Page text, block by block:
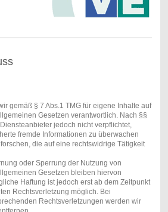
gemäß § 7 Abs.1 TMG für eigene Inhalte auf
Gesetzen verantwortlich. Nach §§
jedoch nicht verpflichtet,
fremde Informationen zu überwachen
die auf eine rechtswidrige Tätigkeit
oder Sperrung der Nutzung von
Gesetzen bleiben hiervon
Haftung ist jedoch erst ab dem Zeitpunkt
Rechtsverletzung möglich. Bei
Rechtsverletzungen werden wir